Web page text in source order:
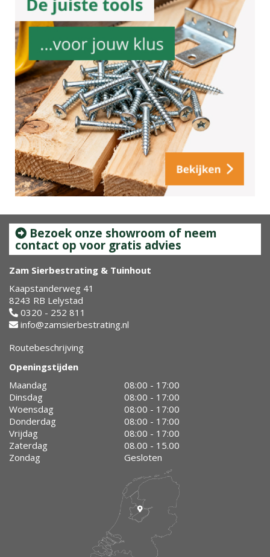
Bezoek onze showroom of neem
contact op voor gratis advies
Zam Sierbestrating & Tuinhout
Kaapstanderweg 41
8243 RB Lelystad
0320 - 252 811
info@zamsierbestrating.nl
Routebeschrijving
Openingstijden
Maandag
08:00 - 17:00
Dinsdag
08:00 - 17:00
Woensdag
08:00 - 17:00
Donderdag
08:00 - 17:00
Vrijdag
08:00 - 17:00
Zaterdag
08.00 - 15.00
Zondag
Gesloten